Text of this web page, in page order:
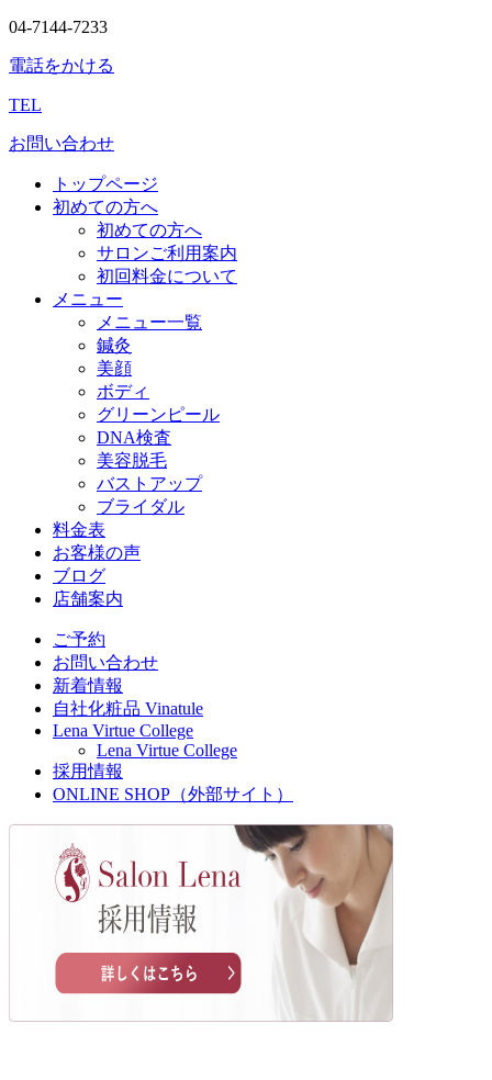
04-7144-7233
電話をかける
TEL
お問い合わせ
トップページ
初めての方へ
初めての方へ
サロンご利用案内
初回料金について
メニュー
メニュー一覧
鍼灸
美顔
ボディ
グリーンピール
DNA検査
美容脱毛
バストアップ
ブライダル
料金表
お客様の声
ブログ
店舗案内
ご予約
お問い合わせ
新着情報
自社化粧品 Vinatule
Lena Virtue College
Lena Virtue College
採用情報
ONLINE SHOP（外部サイト）